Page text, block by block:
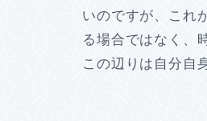
いのですが、これ
る場合ではなく、
この辺りは自分自